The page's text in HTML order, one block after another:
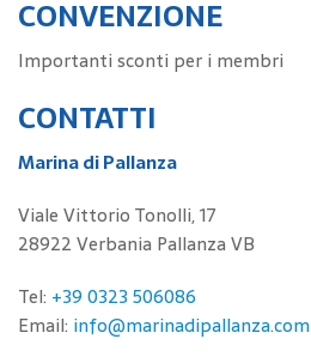
CONVENZIONE
Importanti sconti per i membri
CONTATTI
Marina di Pallanza
Viale Vittorio Tonolli, 17
28922 Verbania Pallanza VB
Tel: +39 0323 506086
Email: info@marinadipallanza.com